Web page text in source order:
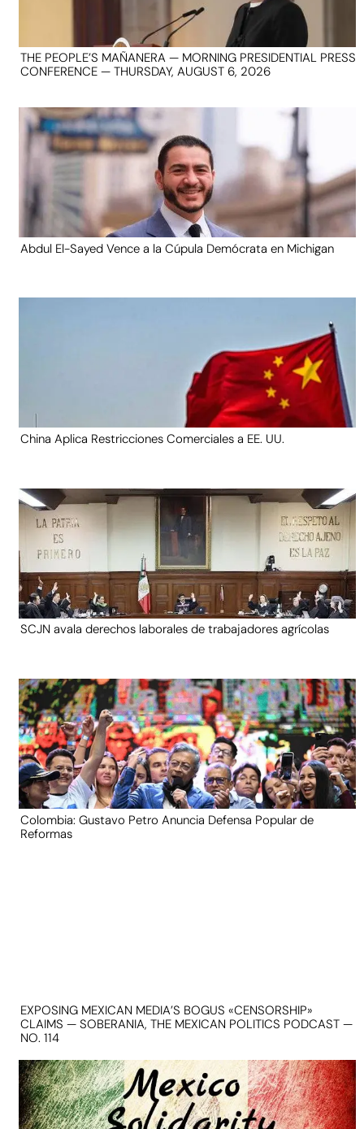
THE PEOPLE’S MAÑANERA — MORNING PRESIDENTIAL PRESS
CONFERENCE — THURSDAY, AUGUST 6, 2026
Abdul El-Sayed Vence a la Cúpula Demócrata en Michigan
China Aplica Restricciones Comerciales a EE. UU.
SCJN avala derechos laborales de trabajadores agrícolas
Colombia: Gustavo Petro Anuncia Defensa Popular de
Reformas
EXPOSING MEXICAN MEDIA’S BOGUS «CENSORSHIP»
CLAIMS — SOBERANIA, THE MEXICAN POLITICS PODCAST —
NO. 114